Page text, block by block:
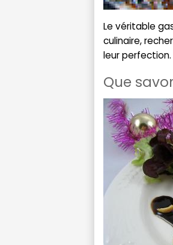
Le véritable
culinaire,
leur perfection.
Que